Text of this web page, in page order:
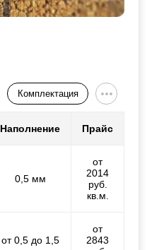
Комплектация
Наполнение Прайс
0,5 мм
от
2014
руб.
кв.м.
от 0,5 до 1,5
от
2843